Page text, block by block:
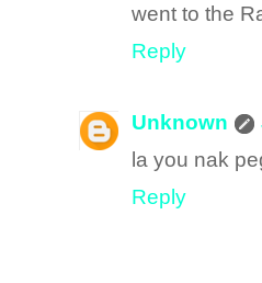
went to the
Reply
Unknown
la you nak
Reply